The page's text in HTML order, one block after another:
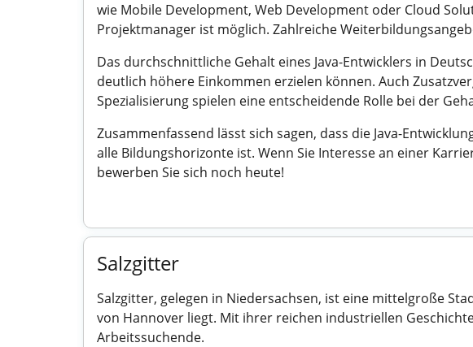
wie Mobile Development, Web Development oder Cloud
Projektmanager ist möglich. Zahlreiche
Das durchschnittliche Gehalt eines Java-Entwicklers in
deutlich höhere Einkommen erzielen können. Auch
Spezialisierung spielen eine entscheidende Rolle bei der
Zusammenfassend lässt sich sagen, dass die Java-
alle Bildungshorizonte ist. Wenn Sie Interesse an einer
bewerben Sie sich noch heute!
Salzgitter
Salzgitter, gelegen in Niedersachsen, ist eine mittelgroße
von Hannover liegt. Mit ihrer reichen industriellen
Arbeitssuchende.